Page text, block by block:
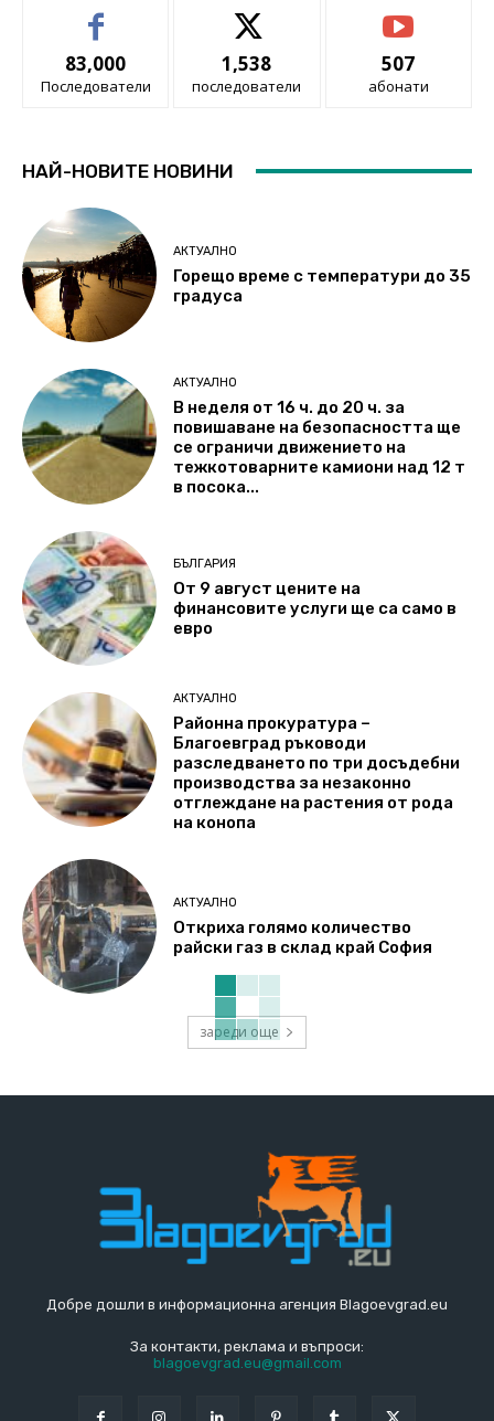
83,000
Последователи
1,538
последователи
507
абонати
НАЙ-НОВИТЕ НОВИНИ
АКТУАЛНО
Горещо време с температури до 35
градуса
АКТУАЛНО
В неделя от 16 ч. до 20 ч. за
повишаване на безопасността ще
се ограничи движението на
тежкотоварните камиони над 12 т
в посока...
БЪЛГАРИЯ
От 9 август цените на
финансовите услуги ще са само в
евро
АКТУАЛНО
Районна прокуратура –
Благоевград ръководи
разследването по три досъдебни
производства за незаконно
отглеждане на растения от рода
на конопа
АКТУАЛНО
Откриха голямо количество
райски газ в склад край София
зареди още
Добре дошли в информационна агенция Blagoevgrad.eu
За контакти, реклама и въпроси:
blagoevgrad.eu@gmail.com